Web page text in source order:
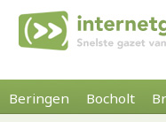
Beringen Bocholt